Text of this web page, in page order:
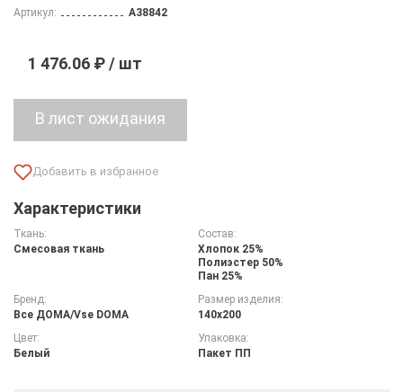
Артикул: A38842
1 476.06 ₽ / шт
Характеристики
Ткань:
Смесовая ткань
Состав:
Хлопок 25%
Полиэстер 50%
Пан 25%
Бренд:
Все ДOMA/Vse DOMA
Размер изделия:
140х200
Цвет:
Белый
Упаковка:
Пакет ПП